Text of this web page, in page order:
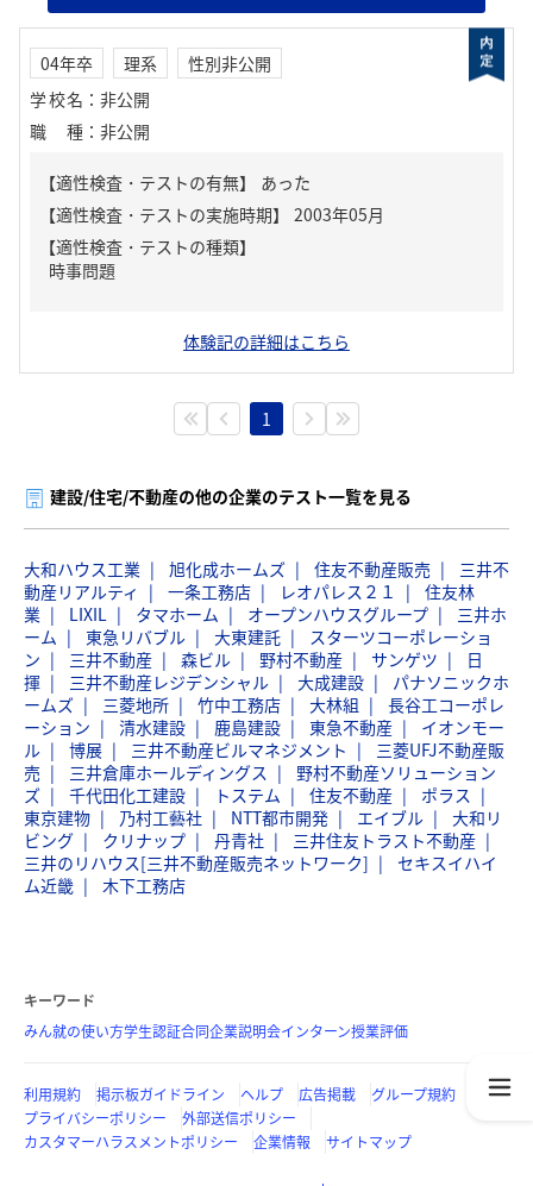
04年卒 理系
性別非公開
学校名 ： 非公開
職種 ： 非公開
【適性検査・テストの有無】 あった
【適性検査・テストの種類】
時事問題
体験記の詳細はこちら
1
建設/住宅/不動産の他の企業のテスト一覧を見る
大和ハウス工業 旭化成ホームズ 住友不動産販売
三井不
動産リアルティ
一条工務店 レオパレス２１
住友林
業
LIXIL タマホーム オープンハウスグループ
三井ホ
ーム
東急リバブル 大東建託
スターツコーポレーショ
ン
三井不動産 森ビル 野村不動産 サンゲツ
日
揮
三井不動産レジデンシャル 大成建設
パナソニックホ
ームズ
三菱地所 竹中工務店 大林組
長谷工コーポレ
ーション
清水建設 鹿島建設 東急不動産
イオンモー
ル
博展 三井不動産ビルマネジメント
三菱UFJ不動産販
売
三井倉庫ホールディングス
野村不動産ソリューション
ズ
千代田化工建設 トステム 住友不動産
ポラス
東京建物
乃村工藝社 NTT都市開発 エイブル
大和リ
ビング
クリナップ 丹青社
三井住友トラスト不動産
三井のリハウス[三井不動産販売ネットワーク]
セキスイハイ
ム近畿
木下工務店
キーワード
みん就の使い方学生認証合同企業説明会インターン授業評価
利用規約 掲示板ガイドライン ヘルプ 広告掲載
グループ規約
プライバシーポリシー
外部送信ポリシー
カスタマーハラスメントポリシー
企業情報 サイトマップ